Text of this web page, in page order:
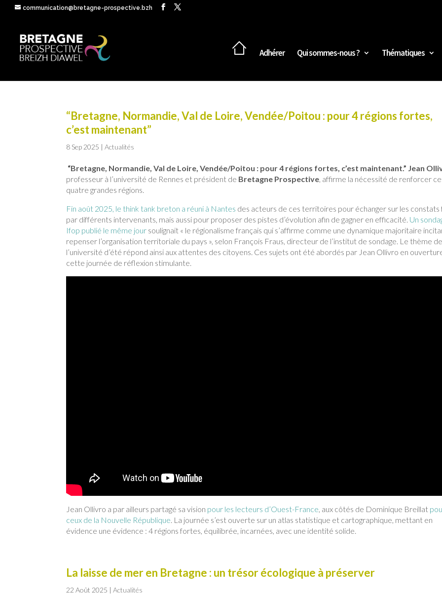
communication@bretagne-prospective.bzh
Adhérer Qui sommes-nous ? Thématiques
“Bretagne, Normandie, Val de Loire, Vendée/Poitou : pour 4 régions fortes,
c’est maintenant”
8 Sep 2025 |Actualités
“Bretagne, Normandie, Val de Loire, Vendée/Poitou : pour 4 régions fortes, c’est maintenant.” Jean
professeur à l’université de Rennes et président de Bretagne Prospective, affirme la nécessité de renforcer
quatre grandes régions.
Fin août 2025, le think tank breton a réuni à Nantes des acteurs de ces territoires pour échanger sur les constats
par différents intervenants, mais aussi pour proposer des pistes d’évolution afin de gagner en efficacité. Un
Ifop publié le même jour soulignait « le régionalisme français qui s’affirme comme une dynamique majoritaire
repenser l’organisation territoriale du pays », selon François Fraus, directeur de l’institut de sondage. Le thème de
l’université d’été répond ainsi aux attentes des citoyens. Ces sujets ont été abordés par Jean Ollivro en
cette journée de réflexion stimulante.
Jean Ollivro a par ailleurs partagé sa vision pour les lecteurs d’Ouest-France, aux côtés de Dominique Breillat
ceux de la Nouvelle République. La journée s’est ouverte sur un atlas statistique et cartographique, mettant en
évidence une évidence : 4 régions fortes, équilibrée, incarnées, avec une identité solide.
La laisse de mer en Bretagne : un trésor écologique à préserver
22 Août 2025 |Actualités